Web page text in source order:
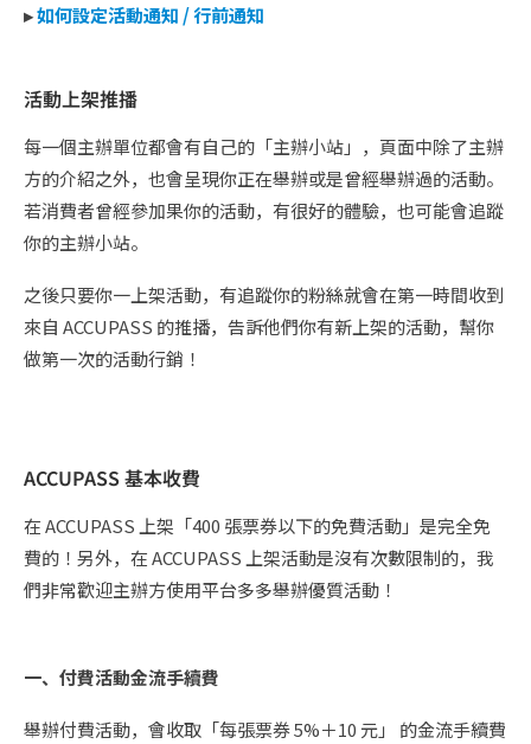
▸如何設定活動通知 / 行前通知
活動上架推播
每一個主辦單位都會有自己的「主辦小站」，頁面中除了主辦
方的介紹之外，也會呈現你正在舉辦或是曾經舉辦過的活動。
若消費者曾經參加果你的活動，有很好的體驗，也可能會追蹤
你的主辦小站。
之後只要你一上架活動，有追蹤你的粉絲就會在第一時間收到
來自 ACCUPASS 的推播，告訴他們你有新上架的活動，幫你
做第一次的活動行銷！
ACCUPASS 基本收費
在 ACCUPASS 上架「400 張票券以下的免費活動」是完全免
費的！另外，在 ACCUPASS 上架活動是沒有次數限制的，我
們非常歡迎主辦方使用平台多多舉辦優質活動！
一、付費活動金流手續費
舉辦付費活動，會收取「每張票券 5%＋10 元」 的金流手續費